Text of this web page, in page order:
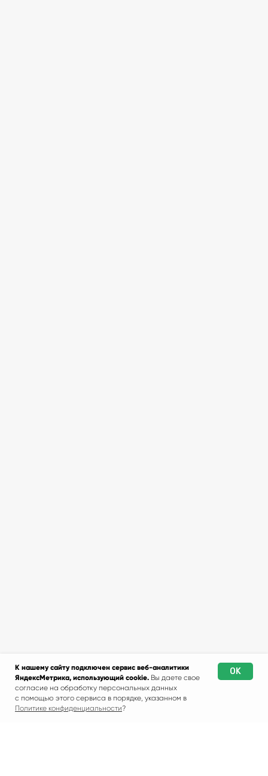
К нашему сайту подключен сервис веб-аналитики
ЯндексМетрика, использующий cookie. Вы даете свое
согласие на обработку персональных данных
с помощью этого сервиса в порядке, указанном в
Политике конфиденциальности?
OK